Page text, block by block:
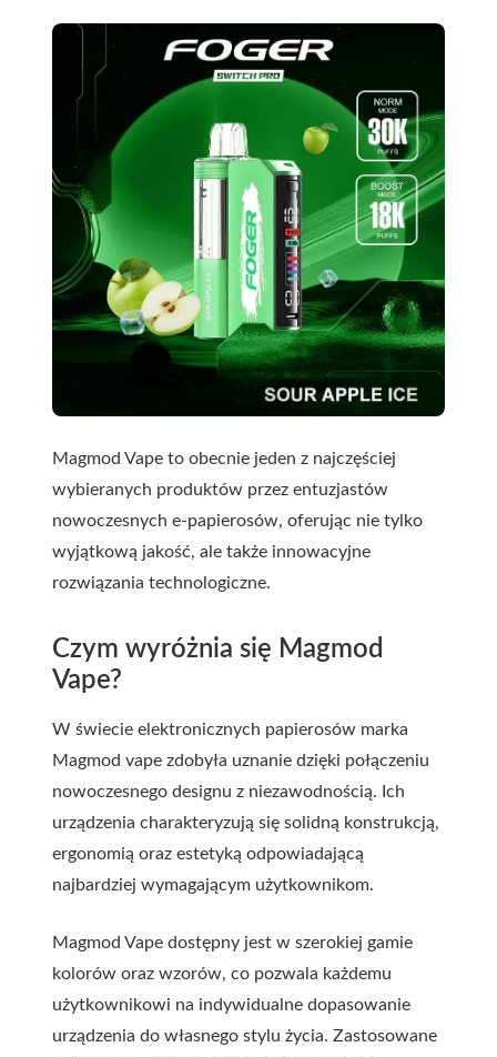
Magmod Vape to obecnie jeden z najczęściej
wybieranych produktów przez entuzjastów
nowoczesnych e-papierosów, oferując nie tylko
wyjątkową jakość, ale także innowacyjne
rozwiązania technologiczne.
Czym wyróżnia się Magmod
Vape?
W świecie elektronicznych papierosów marka
Magmod vape zdobyła uznanie dzięki połączeniu
nowoczesnego designu z niezawodnością. Ich
urządzenia charakteryzują się solidną konstrukcją,
ergonomią oraz estetyką odpowiadającą
najbardziej wymagającym użytkownikom.
Magmod Vape dostępny jest w szerokiej gamie
kolorów oraz wzorów, co pozwala każdemu
użytkownikowi na indywidualne dopasowanie
urządzenia do własnego stylu życia. Zastosowane